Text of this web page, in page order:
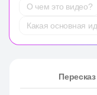
О чем это видео?
Какая основная
Пересказ